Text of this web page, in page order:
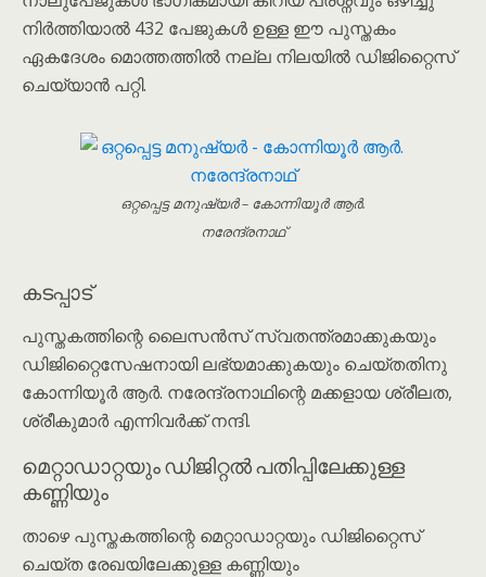
നിർത്തിയാൽ 432 പേജുകൾ ഉള്ള ഈ പുസ്തകം
ഏകദേശം മൊത്തത്തിൽ നല്ല നിലയിൽ ഡിജിറ്റൈസ്
ചെയ്യാൻ പറ്റി.
ഒറ്റപ്പെട്ട മനുഷ്യർ – കോന്നിയൂർ ആർ.
നരേന്ദ്രനാഥ്
കടപ്പാട്
പുസ്തകത്തിന്റെ ലൈസൻസ് സ്വതന്ത്രമാക്കുകയും
ഡിജിറ്റൈസേഷനായി ലഭ്യമാക്കുകയും ചെയ്തതിനു
കോന്നിയൂർ ആർ. നരേന്ദ്രനാഥിന്റെ മക്കളായ ശ്രീലത,
ശ്രീകുമാർ എന്നിവർക്ക് നന്ദി.
മെറ്റാഡാറ്റയും ഡിജിറ്റൽ പതിപ്പിലേക്കുള്ള
കണ്ണിയും
താഴെ പുസ്തകത്തിന്റെ മെറ്റാഡാറ്റയും ഡിജിറ്റൈസ്
ചെയ്ത രേഖയിലേക്കുള്ള കണ്ണിയും